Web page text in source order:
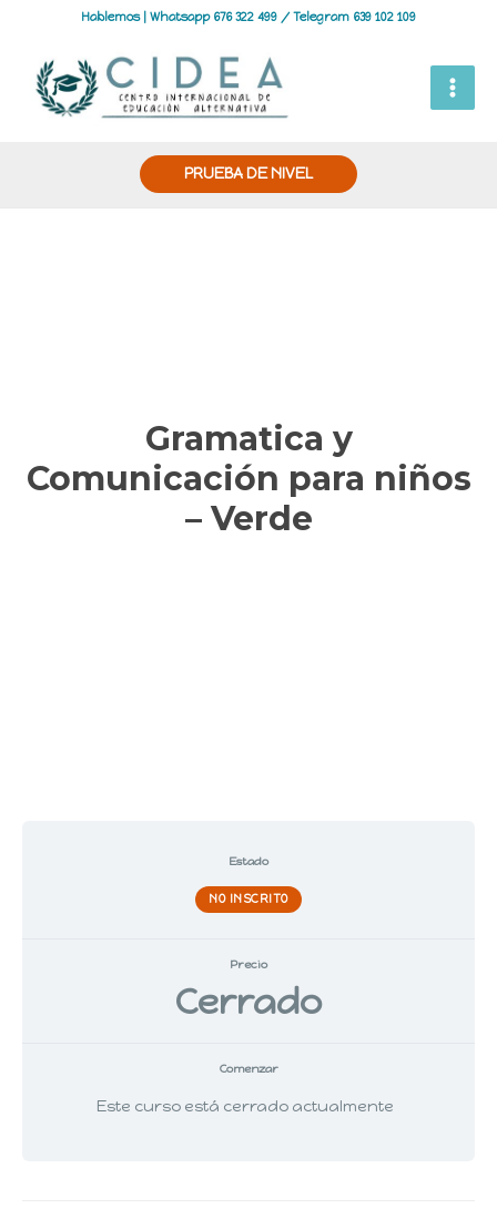
Hablemos | Whatsapp 676 322 499 / Telegram 639 102 109
PRUEBA DE NIVEL
Gramatica y
Comunicación para niños
– Verde
Estado
NO INSCRITO
Precio
Cerrado
Comenzar
Este curso está cerrado actualmente